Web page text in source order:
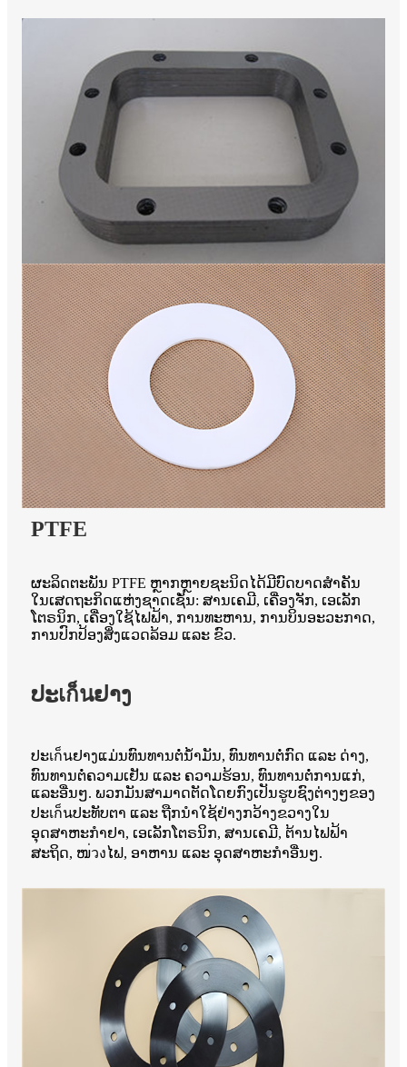
PTFE
ຜະລິດຕະພັນ PTFE ຫຼາກຫຼາຍຊະນິດໄດ້ມີບົດບາດສຳຄັນ
ໃນເສດຖະກິດແຫ່ງຊາດເຊັ່ນ: ສານເຄມີ, ເຄື່ອງຈັກ, ເອເລັກ
ໂຕຣນິກ, ເຄື່ອງໃຊ້ໄຟຟ້າ, ການທະຫານ, ການບິນອະວະກາດ,
ການປົກປ້ອງສິ່ງແວດລ້ອມ ແລະ ຂົວ.
ປະเก็นຢາງ
ປະเก็นຢາງແມ່ນທົນທານຕໍ່ນໍ້າມັນ, ທົນທານຕໍ່ກົດ ແລະ ດ່າງ,
ທົນທານຕໍ່ຄວາມເຢັນ ແລະ ຄວາມຮ້ອນ, ທົນທານຕໍ່ການແກ່,
ແລະອື່ນໆ. ພວກມັນສາມາດຕັດໂດຍກົງເປັນຮູບຊົງຕ່າງໆຂອງ
ປະเก็นປະທັບຕາ ແລະ ຖືກນຳໃຊ້ຢ່າງກວ້າງຂວາງໃນ
ອຸດສາຫະກຳຢາ, ເອເລັກໂຕຣນິກ, ສານເຄມີ, ຕ້ານໄຟຟ້າ
ສະຖິດ, ໜ่วงໄຟ, ອາຫານ ແລະ ອຸດສາຫະກຳອື່ນໆ.